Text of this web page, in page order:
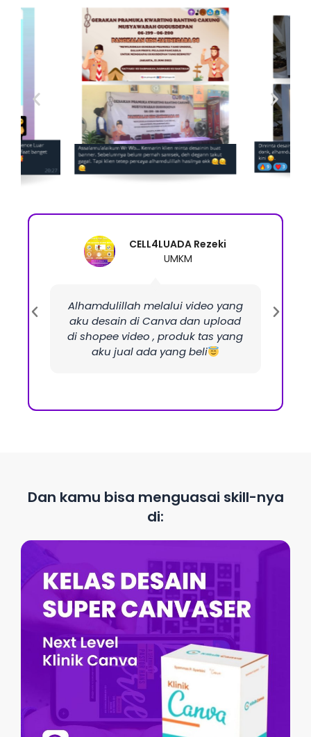
Alhamdulillah melalui video yang
aku desain di Canva dan upload
di shopee video , produk tas yang
aku jual ada yang beli
CELL4LUADA Rezeki
UMKM
Dan kamu bisa menguasai skill-nya
di: